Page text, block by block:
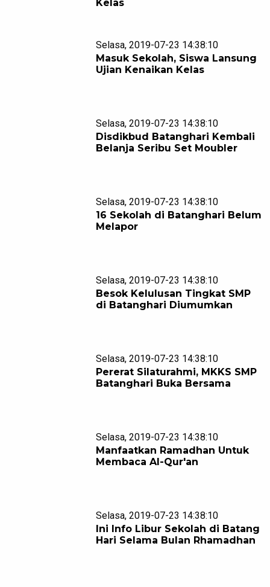
Kelas
Selasa, 2019-07-23 14:38:10
Masuk Sekolah, Siswa Lansung
Ujian Kenaikan Kelas
Selasa, 2019-07-23 14:38:10
Disdikbud Batanghari Kembali
Belanja Seribu Set Moubler
Selasa, 2019-07-23 14:38:10
16 Sekolah di Batanghari Belum
Melapor
Selasa, 2019-07-23 14:38:10
Besok Kelulusan Tingkat SMP
di Batanghari Diumumkan
Selasa, 2019-07-23 14:38:10
Pererat Silaturahmi, MKKS SMP
Batanghari Buka Bersama
Selasa, 2019-07-23 14:38:10
Manfaatkan Ramadhan Untuk
Membaca Al-Qur'an
Selasa, 2019-07-23 14:38:10
Ini Info Libur Sekolah di Batang
Hari Selama Bulan Rhamadhan